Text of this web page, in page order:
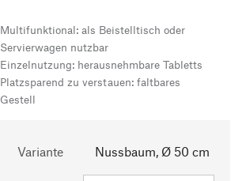
Multifunktional: als Beistelltisch oder
Servierwagen nutzbar
Einzelnutzung: herausnehmbare Tabletts
Platzsparend zu verstauen: faltbares
Gestell
Variante Nussbaum, Ø 50 cm